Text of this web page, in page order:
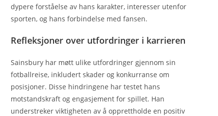
dypere forståelse av hans karakter, interesser utenfor
sporten, og hans forbindelse med fansen.
Refleksjoner over utfordringer i karrieren
Sainsbury har møtt ulike utfordringer gjennom sin
fotballreise, inkludert skader og konkurranse om
posisjoner. Disse hindringene har testet hans
motstandskraft og engasjement for spillet. Han
understreker viktigheten av å opprettholde en positiv